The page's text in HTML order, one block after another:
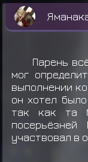
Парень
мог
выполнении
он хотел
так как та
участвовал в